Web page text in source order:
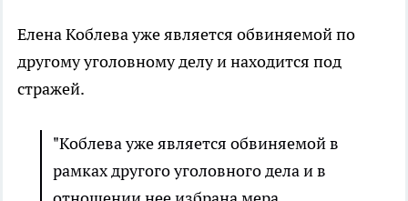
Елена Коблева уже является обвиняемой по
другому уголовному делу и находится под
стражей.
"Коблева уже является обвиняемой в
рамках другого уголовного дела и в